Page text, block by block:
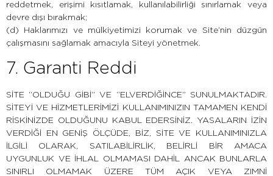
reddetmek, erişimi kısıtlamak, kullanılabilirliği sınırlamak veya
devre dışı bırakmak;
(d) Haklarımızı ve mülkiyetimizi korumak ve Site’nin düzgün
çalışmasını sağlamak amacıyla Siteyi yönetmek.
7. Garanti Reddi
SİTE “OLDUĞU GİBİ” VE “ELVERDİĞİNCE” SUNULMAKTADIR.
SİTEYİ VE HİZMETLERİMİZİ KULLANIMINIZIN TAMAMEN KENDİ
RİSKİNİZDE OLDUĞUNU KABUL EDERSİNİZ. YASALARIN İZİN
VERDİĞİ EN GENİŞ ÖLÇÜDE, BİZ, SİTE VE KULLANIMINIZLA
İLGİLİ OLARAK, SATILABİLİRLİK, BELİRLİ BİR AMACA
UYGUNLUK VE İHLAL OLMAMASI DAHİL ANCAK BUNLARLA
SINIRLI OLMAMAK ÜZERE TÜM AÇIK VEYA ZIMNİ